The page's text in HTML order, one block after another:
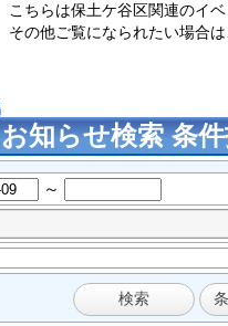
こちらは保土ケ谷区関連のイ
その他ご覧になられたい場合
お知らせ検索 条
～